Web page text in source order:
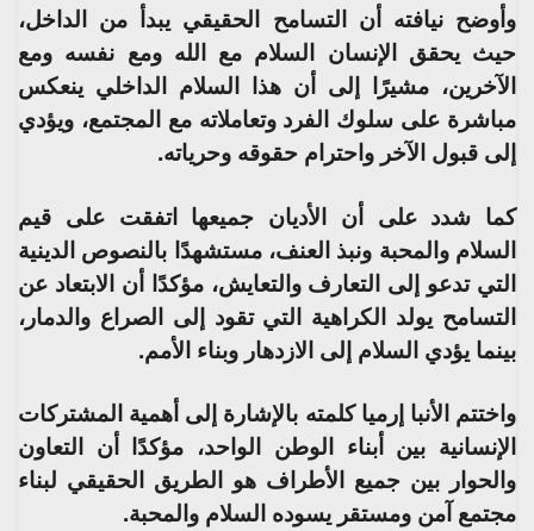
وأوضح نيافته أن التسامح الحقيقي يبدأ من الداخل،
حيث يحقق الإنسان السلام مع الله ومع نفسه ومع
الآخرين، مشيرًا إلى أن هذا السلام الداخلي ينعكس
مباشرة على سلوك الفرد وتعاملاته مع المجتمع، ويؤدي
إلى قبول الآخر واحترام حقوقه وحرياته.
كما شدد على أن الأديان جميعها اتفقت على قيم
السلام والمحبة ونبذ العنف، مستشهدًا بالنصوص الدينية
التي تدعو إلى التعارف والتعايش، مؤكدًا أن الابتعاد عن
التسامح يولد الكراهية التي تقود إلى الصراع والدمار،
بينما يؤدي السلام إلى الازدهار وبناء الأمم.
واختتم الأنبا إرميا كلمته بالإشارة إلى أهمية المشتركات
الإنسانية بين أبناء الوطن الواحد، مؤكدًا أن التعاون
والحوار بين جميع الأطراف هو الطريق الحقيقي لبناء
مجتمع آمن ومستقر يسوده السلام والمحبة.